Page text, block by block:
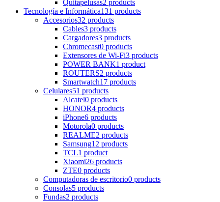
Quitapelusas2 products
Tecnología e Informática131 products
Accesorios32 products
Cables3 products
Cargadores3 products
Chromecast0 products
Extensores de Wi-Fi3 products
POWER BANK1 product
ROUTERS2 products
Smartwatch17 products
Celulares51 products
Alcatel0 products
HONOR4 products
iPhone6 products
Motorola0 products
REALME2 products
Samsung12 products
TCL1 product
Xiaomi26 products
ZTE0 products
Computadoras de escritorio0 products
Consolas5 products
Fundas2 products